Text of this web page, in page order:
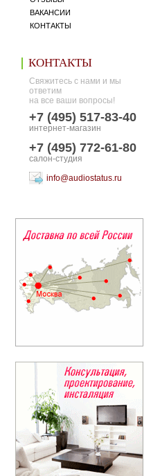
ВАКАНСИИ
КОНТАКТЫ
КОНТАКТЫ
Свяжитесь с нами и мы
ответим
на все ваши вопросы!
+7 (495) 517-83-40
интернет-магазин
+7 (495) 772-61-80
салон-студия
info@audiostatus.ru